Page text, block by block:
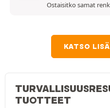
Ostaisitko samat
KATSO
TUOTTEET